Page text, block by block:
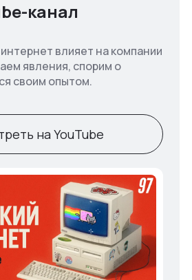
канал
влияет на компании
явления, спорим о
своим опытом.
на YouTube